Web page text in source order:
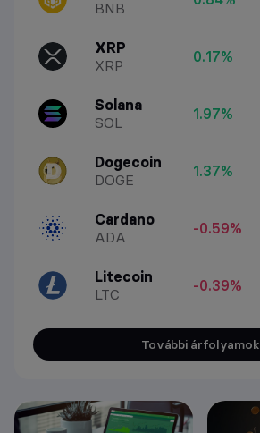
BNB
XRP
XRP
0.17%
Solana
SOL
1.97%
Dogecoin
DOGE
1.37%
Cardano
ADA
-0.59%
Litecoin
LTC
-0.39%
További árfolyamok